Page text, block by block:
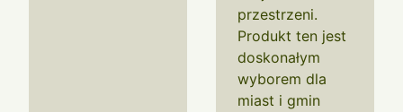
przestrzeni.
Produkt ten jest
doskonałym
wyborem dla
miast i gmin